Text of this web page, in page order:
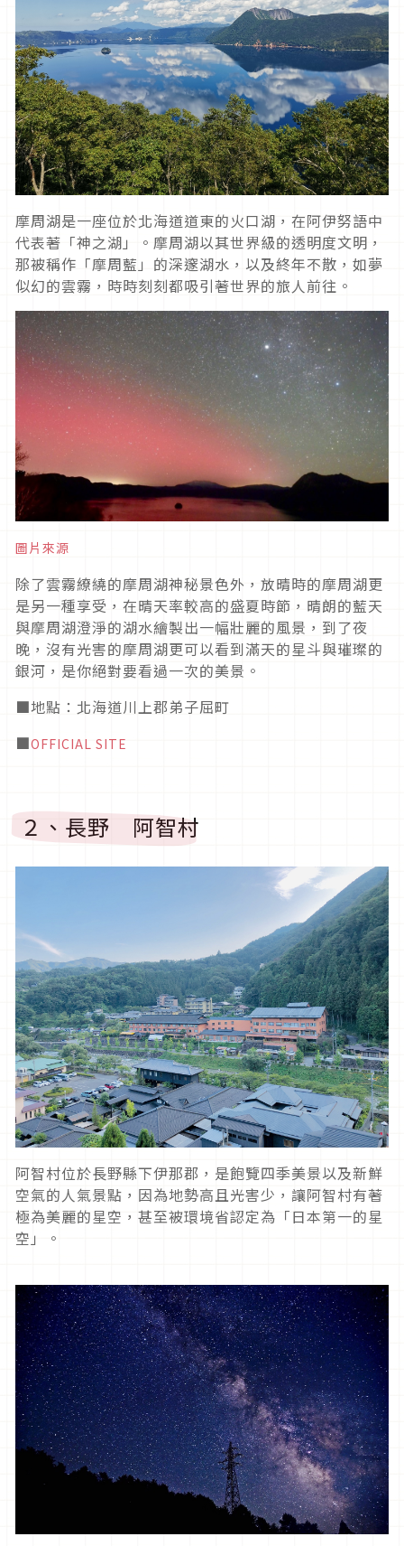
摩周湖是一座位於北海道道東的火口湖，在阿伊努語中
代表著「神之湖」。摩周湖以其世界級的透明度文明，
那被稱作「摩周藍」的深邃湖水，以及終年不散，如夢
似幻的雲霧，時時刻刻都吸引著世界的旅人前往。
圖片來源
除了雲霧繚繞的摩周湖神秘景色外，放晴時的摩周湖更
是另一種享受，在晴天率較高的盛夏時節，晴朗的藍天
與摩周湖澄淨的湖水繪製出一幅壯麗的風景，到了夜
晚，沒有光害的摩周湖更可以看到滿天的星斗與璀璨的
銀河，是你絕對要看過一次的美景。
■地點：北海道川上郡弟子屈町
■OFFICIAL SITE
２、長野 阿智村
阿智村位於長野縣下伊那郡，是飽覽四季美景以及新鮮
空氣的人氣景點，因為地勢高且光害少，讓阿智村有著
極為美麗的星空，甚至被環境省認定為「日本第一的星
空」。